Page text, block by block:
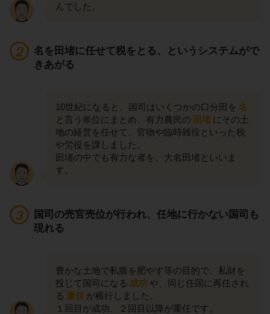
んでした。
名を田堵に任せて税をとる、というシステムがで
きあがる
10世紀になると、国司はいくつかの口分田を 名
と言う単位にまとめ、有力農民の 田堵 にその土
地の経営を任せて、官物や臨時雑役といった税
や労役を課しました。
田堵の中でも有力な者を、大名田堵といいま
す。
国司の売官売位が行われ、任地に行かない国司も
現れる
豊かな土地で私腹を肥やす等の目的で、私財を
投じて国司になる 成功 や、同じ任国に再任され
る 重任 が横行しました。
１回目が成功、２回目以降が重任です。